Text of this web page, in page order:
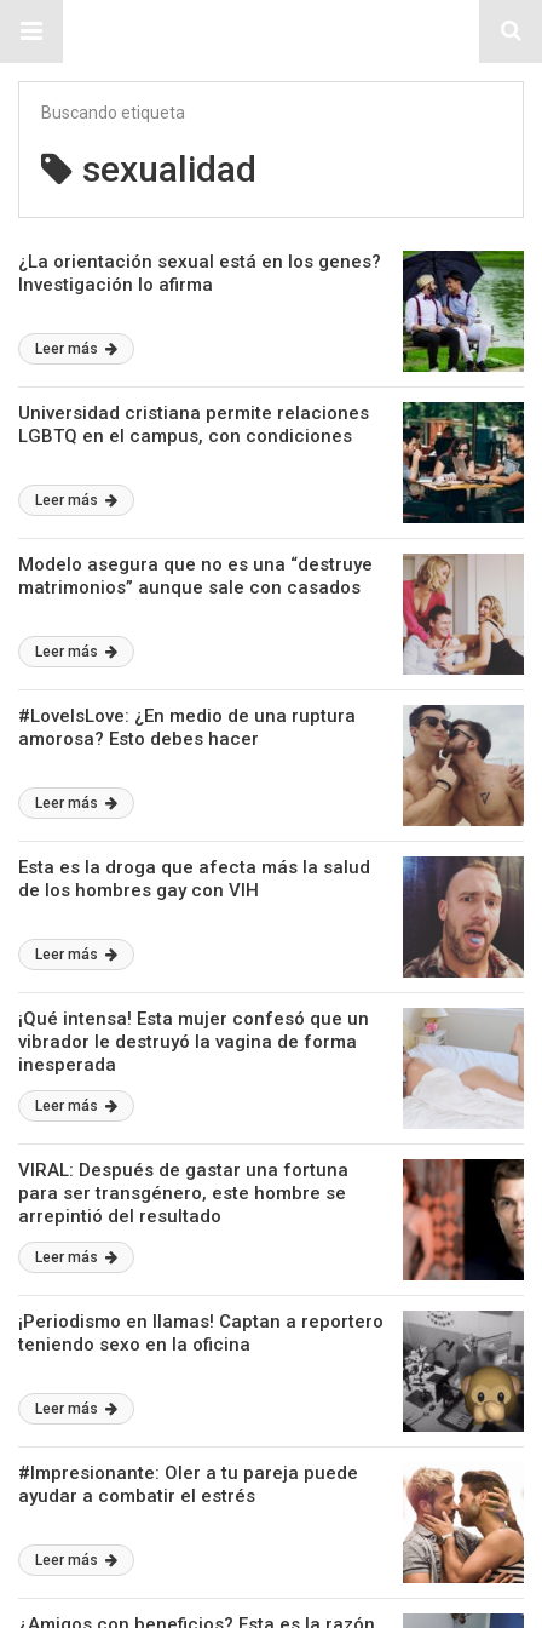
Buscando etiqueta
sexualidad
¿La orientación sexual está en los genes?
Investigación lo afirma
Leer más
Universidad cristiana permite relaciones
LGBTQ en el campus, con condiciones
Leer más
Modelo asegura que no es una “destruye
matrimonios” aunque sale con casados
Leer más
#LoveIsLove: ¿En medio de una ruptura
amorosa? Esto debes hacer
Leer más
Esta es la droga que afecta más la salud
de los hombres gay con VIH
Leer más
¡Qué intensa! Esta mujer confesó que un
vibrador le destruyó la vagina de forma
inesperada
Leer más
VIRAL: Después de gastar una fortuna
para ser transgénero, este hombre se
arrepintió del resultado
Leer más
¡Periodismo en llamas! Captan a reportero
teniendo sexo en la oficina
Leer más
#Impresionante: Oler a tu pareja puede
ayudar a combatir el estrés
Leer más